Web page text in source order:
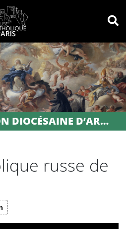
OK
COMMISSION DIOCÉSAINE D’ART SACRÉ DE PARIS
russe de